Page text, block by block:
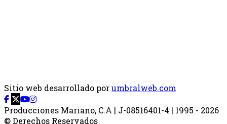
Sitio web desarrollado porumbralweb.com
Producciones Mariano, C.A | J-08516401-4 | 1995 - 2026
© Derechos Reservados